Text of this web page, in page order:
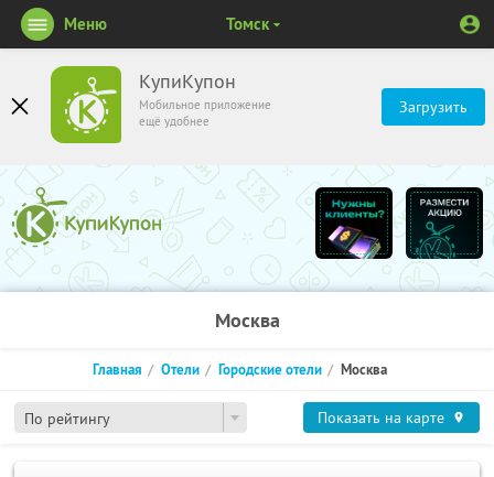
КупиКупон
Мобильное приложение
ещё удобнее
Загрузить
Меню Томск
Москва
По рейтингу
Главная Отели Городские отели Москва
Показать на карте